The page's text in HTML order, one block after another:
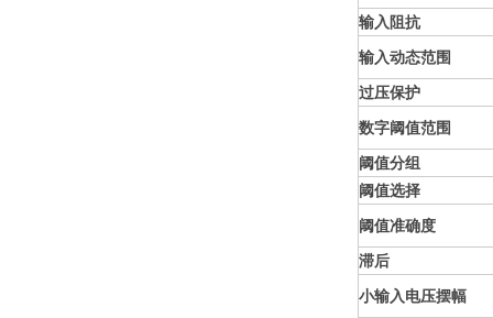
输入阻抗
输入动态范围
过压保护
数字阈值范围
阈值分组
阈值选择
阈值准确度
滞后
小输入电压摆幅